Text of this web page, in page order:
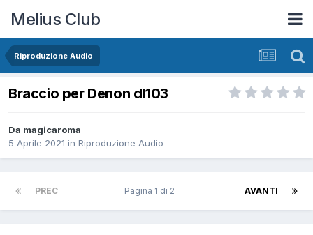
Melius Club
Riproduzione Audio
Braccio per Denon dl103
Da magicaroma
5 Aprile 2021 in Riproduzione Audio
PREC AVANTI
Pagina 1 di 2